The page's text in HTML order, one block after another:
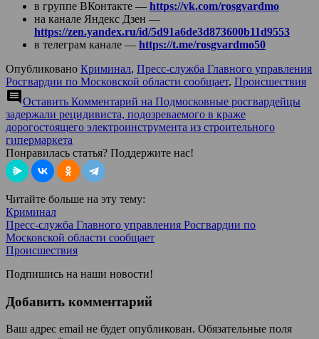
в группе ВКонтакте — https://vk.com/rosgvardmo
на канале Яндекс Дзен —
https://zen.yandex.ru/id/5d91a6de3d873600b11d9553
в телеграм канале — https://t.me/rosgvardmo50
Опубликовано Криминал, Пресс-служба Главного управления
Росгвардии по Московской области сообщает, Происшествия
comment Оставить Комментарий на Подмосковные росгвардейцы
задержали рецидивиста, подозреваемого в краже
дорогостоящего электроинструмента из строительного
гипермаркета
Понравилась статья? Поддержите нас!
Читайте больше на эту тему:
Криминал
Пресс-служба Главного управления Росгвардии по
Московской области сообщает
Происшествия
Подпишись на наши новости!
Добавить комментарий
Ваш адрес email не будет опубликован. Обязательные поля